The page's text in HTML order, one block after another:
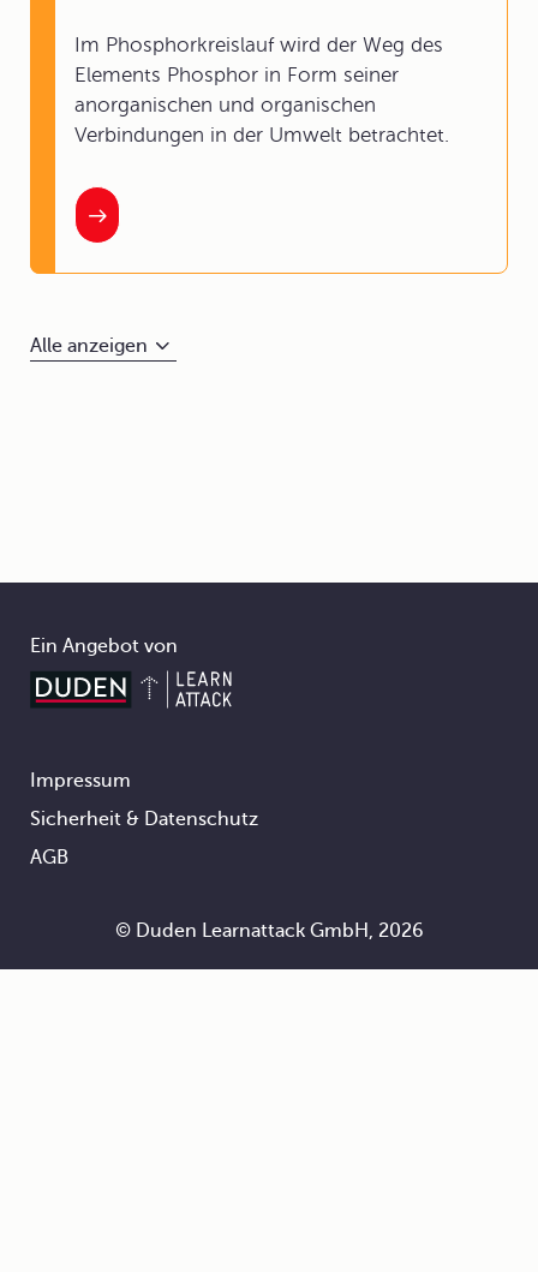
Im Phosphorkreislauf wird der Weg des
Elements Phosphor in Form seiner
anorganischen und organischen
Verbindungen in der Umwelt betrachtet.
Alle anzeigen
Ein Angebot von
Footer
Impressum
Sicherheit & Datenschutz
AGB
© Duden Learnattack GmbH, 2026